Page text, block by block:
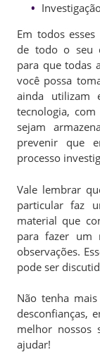
Em todos
de todo o seu
para que todas
você possa
ainda utilizam
tecnologia,
sejam
prevenir que
processo
Vale lembrar
particular faz
material que
para fazer um
observações.
pode ser
Não tenha
desconfianças,
melhor nossos
ajudar!